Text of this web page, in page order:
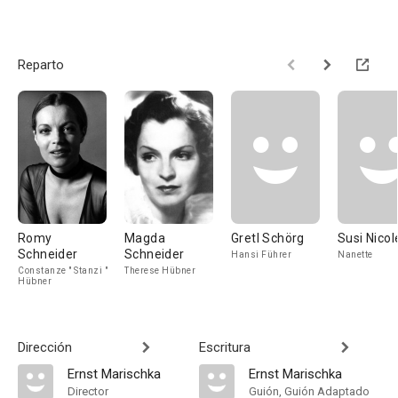
Reparto
Romy
Schneider
Constanze " Stanzi "
Hübner
Magda
Schneider
Therese Hübner
Gretl Schörg
Hansi Führer
Susi
Nanette
Dirección
Ernst Marischka
Director
Escritura
Ernst Marischka
Guión, Guión Adaptado